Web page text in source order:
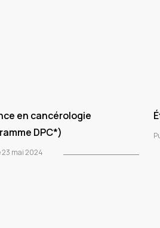
en cancérologie
DPC*)
23 mai 2024